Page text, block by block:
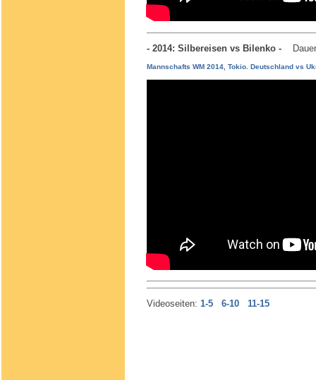
- 2014: Silbereisen vs Bilenko -
Mannschafts WM 2014, Tokio. Deutschland vs
Videoseiten: 1-5 6-10 11-15